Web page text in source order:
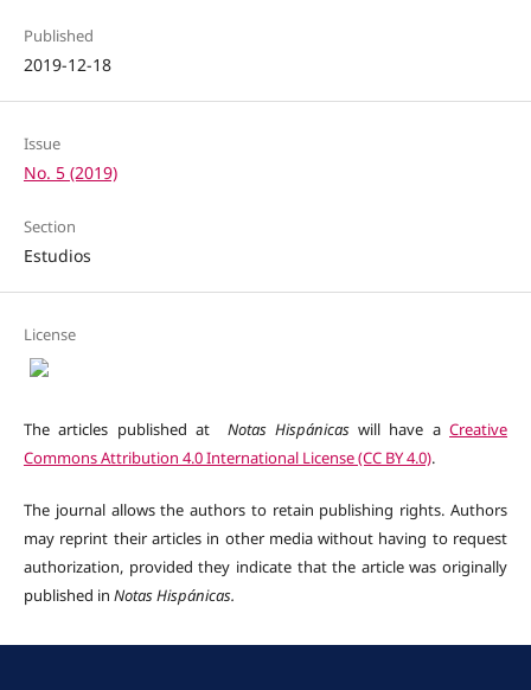
Published
2019-12-18
Issue
No. 5 (2019)
Section
Estudios
License
The articles published at Notas Hispánicaswill have aCreative
Commons Attribution 4.0 International License (CC BY 4.0).
The journal allows the authors to retain publishing rights. Authors
may reprint their articles in other media without having to request
authorization, provided they indicate that the article was originally
published in Notas Hispánicas.